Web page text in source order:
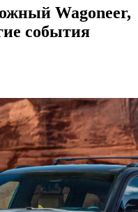
Wagoneer,
события